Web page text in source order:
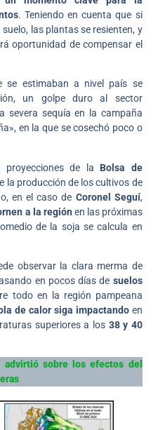
. Teniendo en cuenta que si
las plantas se resienten, y
oportunidad de compensar el
se estimaban a nivel país se
un golpe duro al sector
severa sequía en la campaña
en la que se cosechó poco o
de la Bolsa de
la producción de los cultivos de
en el caso de Coronel Seguí,
a la región en las próximas
de la soja se calcula en
observar la clara merma de
en pocos días de suelos
todo en la región pampeana
de calor siga impactandoen
superiores a los 38 y 40
advirtió sobre los efectos del